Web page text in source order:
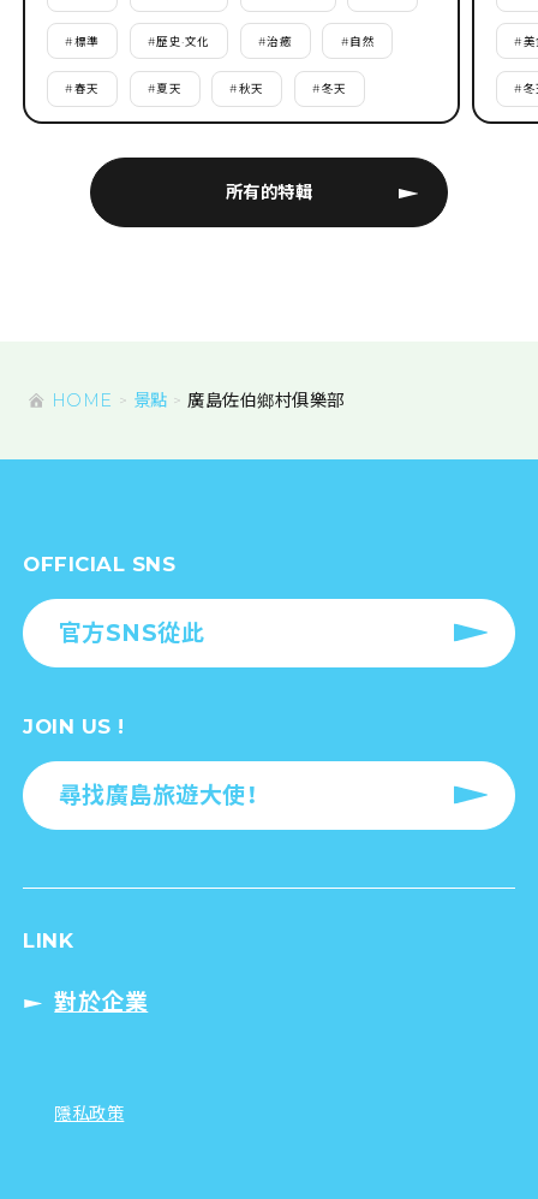
所有的特輯
#標準 #歷史·文化 #治癒 #自然
#春天 #夏天 #秋天 #冬天
#美
#冬
HOME 景點 廣島佐伯鄉村俱樂部
OFFICIAL SNS
官方SNS從此
JOIN US !
尋找廣島旅遊大使！
LINK
對於企業
隱私政策